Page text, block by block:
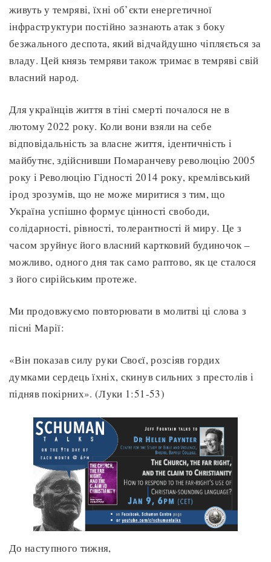
живуть у темряві, їхні об’єкти енергетичної
інфраструктури постійно зазнають атак з боку
безжального деспота, який відчайдушно чіпляється за
владу. Цей князь темряви також тримає в темряві свій
власний народ.
Для українців життя в тіні смерті почалося не в
лютому 2022 року. Коли вони взяли на себе
відповідальність за власне життя, ідентичність і
майбутнє, здійснивши Помаранчеву революцію 2005
року і Революцію Гідності 2014 року, кремлівський
ірод зрозумів, що не може миритися з тим, що
Україна успішно формує цінності свободи,
солідарності, рівності, толерантності й миру. Це з
часом зруйнує його власний картковий будиночок –
можливо, одного дня так само раптово, як це сталося
з його сирійським протеже.
Ми продовжуємо повторювати в молитві ці слова з
пісні Марії:
«Він показав силу руки Своєї, розсіяв гордих
думками сердець їхніх, скинув сильних з престолів і
підняв покірних». (Луки 1:51-53)
До наступного тижня,